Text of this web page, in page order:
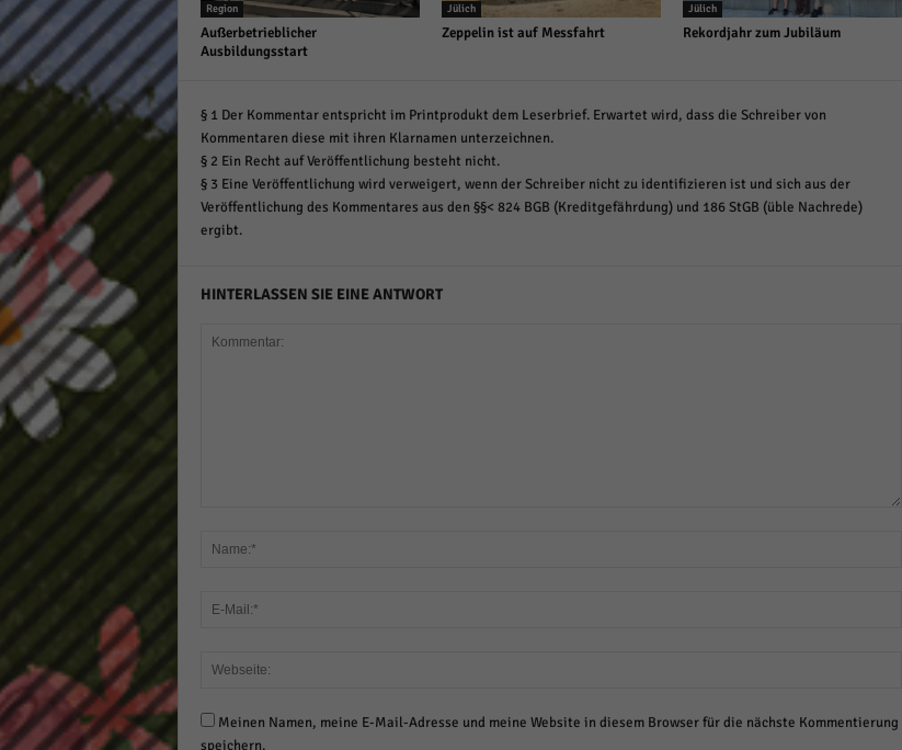
Region
Außerbetrieblicher
Ausbildungsstart
Jülich
Zeppelin ist auf Messfahrt
Jülich
Rekordjahr zum Jubiläum
§ 1 Der Kommentar entspricht im Printprodukt dem Leserbrief. Erwartet wird, dass die Schreiber von
Kommentaren diese mit ihren Klarnamen unterzeichnen.
§ 2 Ein Recht auf Veröffentlichung besteht nicht.
§ 3 Eine Veröffentlichung wird verweigert, wenn der Schreiber nicht zu identifizieren ist und sich aus der
Veröffentlichung des Kommentares aus den §§< 824 BGB (Kreditgefährdung) und 186 StGB (üble Nachrede)
ergibt.
HINTERLASSEN SIE EINE ANTWORT
Meinen Namen, meine E-Mail-Adresse und meine Website in diesem Browser für die nächste Kommentierung
speichern.